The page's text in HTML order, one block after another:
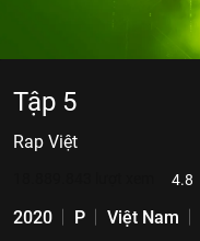
Tập 5
Rap Việt
4.8
2020 P Việt Nam